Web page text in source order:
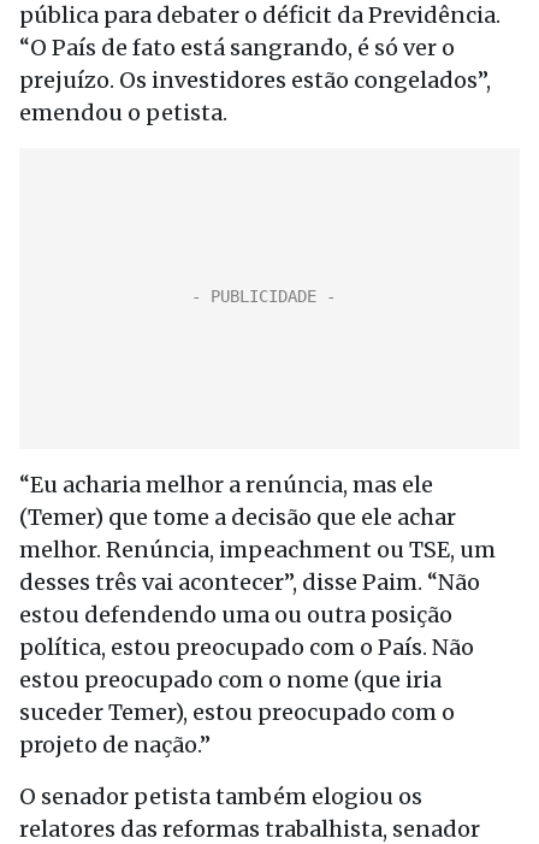
pública para debater o déficit da Previdência.
“O País de fato está sangrando, é só ver o
prejuízo. Os investidores estão congelados”,
emendou o petista.
“Eu acharia melhor a renúncia, mas ele
(Temer) que tome a decisão que ele achar
melhor. Renúncia, impeachment ou TSE, um
desses três vai acontecer”, disse Paim. “Não
estou defendendo uma ou outra posição
política, estou preocupado com o País. Não
estou preocupado com o nome (que iria
suceder Temer), estou preocupado com o
projeto de nação.”
O senador petista também elogiou os
relatores das reformas trabalhista, senador